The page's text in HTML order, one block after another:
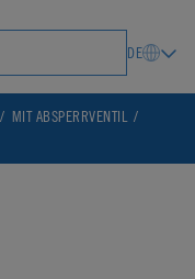
DE
MIT ABSPERRVENTIL